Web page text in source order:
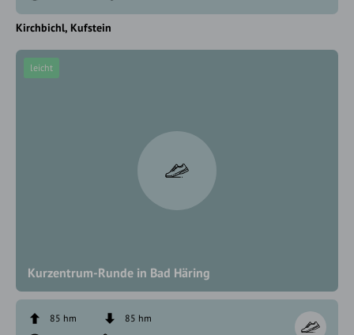
Kirchbichl Kufstein
Kurzentrum-Runde in Bad Häring
leicht
85 hm
85 hm